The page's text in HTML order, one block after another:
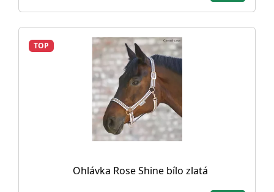
TOP
Ohlávka Rose Shine bílo zlatá